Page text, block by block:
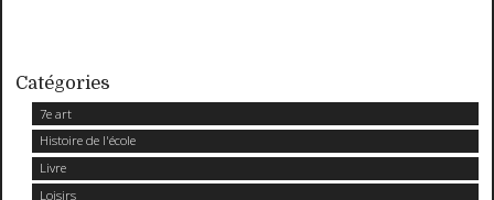
Catégories
7e art
Histoire de l'école
Livre
Loisirs